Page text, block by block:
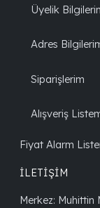
Üyelik
Adres
Siparişlerim
Alışveriş
Fiyat Alarm
İLETİŞİM
Merkez: Muhittin